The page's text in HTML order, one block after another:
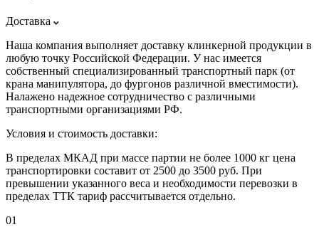
Доставка
Наша компания выполняет доставку клинкерной продукции в
любую точку Российской Федерации. У нас имеется
собственный специализированный транспортный парк (от
крана манипулятора, до фургонов различной вместимости).
Налажено надежное сотрудничество с различными
транспортными организациями РФ.
Условия и стоимость доставки:
В пределах МКАД при массе партии не более 1000 кг цена
транспортировки составит от 2500 до 3500 руб. При
превышении указанного веса и необходимости перевозки в
пределах ТТК тариф рассчитывается отдельно.
01